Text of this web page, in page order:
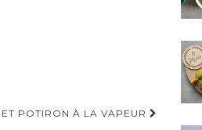
POTIRON À LA VAPEUR